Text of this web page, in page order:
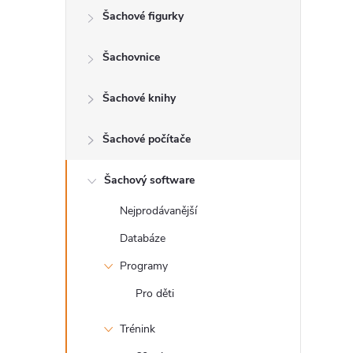
n
Šachové figurky
Šachovnice
Šachové knihy
Šachové počítače
Šachový software
Nejprodávanější
Databáze
Programy
Pro děti
Trénink